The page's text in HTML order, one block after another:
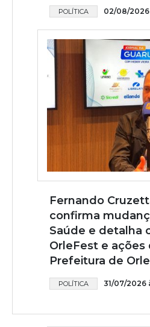
POLÍTICA 02/08/2026
Fernando
confirma
Saúde e detalha
OrleFest e ações
Prefeitura de
POLÍTICA 31/07/2026